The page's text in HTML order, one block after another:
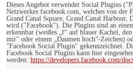
Dieses Angebot verwendet Social Plugins
Netzwerkes facebook.com, welches von der
Grand Canal Square, Grand Canal Harbour,
wird ("Facebook"). Die Plugins sind an
erkennbar (weißes „f“ auf blauer Kachel,
mir" oder einem „Daumen hoch“-Zeichen)
"Facebook Social Plugin" gekennzeichnet.
Facebook Social Plugins kann hier
werden: https://developers.facebook.com/